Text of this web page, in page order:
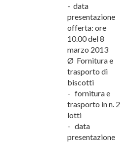
- data
presentazione
offerta: ore
10.00 del 8
marzo 2013
Ø Fornitura e
trasporto di
biscotti
- fornitura e
trasporto in n. 2
lotti
- data
presentazione